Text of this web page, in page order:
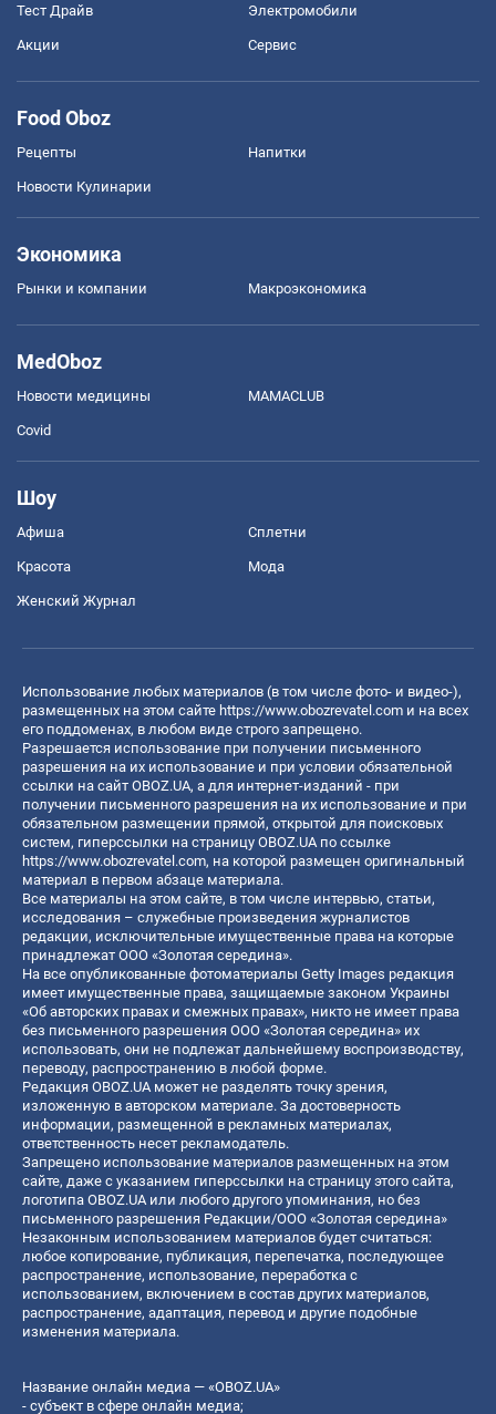
Тест Драйв Электромобили
Акции Сервис
Food Oboz
Рецепты Напитки
Новости Кулинарии
Экономика
Рынки и компании Mакроэкономика
MedOboz
Новости медицины MAMACLUB
Covid
Шоу
Афиша Сплетни
Красота Мода
Женский Журнал
Использование любых материалов (в том числе фото- и видео-),
размещенных на этом сайте https://www.obozrevatel.com и на всех
его поддоменах, в любом виде строго запрещено.
Разрешается использование при получении письменного
разрешения на их использование и при условии обязательной
ссылки на сайт OBOZ.UA, а для интернет-изданий - при
получении письменного разрешения на их использование и при
обязательном размещении прямой, открытой для поисковых
систем, гиперссылки на страницу OBOZ.UA по ссылке
https://www.obozrevatel.com, на которой размещен оригинальный
материал в первом абзаце материала.
Все материалы на этом сайте, в том числе интервью, статьи,
исследования – служебные произведения журналистов
редакции, исключительные имущественные права на которые
принадлежат ООО «Золотая середина».
На все опубликованные фотоматериалы Getty Images редакция
имеет имущественные права, защищаемые законом Украины
«Об авторских правах и смежных правах», никто не имеет права
без письменного разрешения ООО «Золотая середина» их
использовать, они не подлежат дальнейшему воспроизводству,
переводу, распространению в любой форме.
Редакция OBOZ.UA может не разделять точку зрения,
изложенную в авторском материале. За достоверность
информации, размещенной в рекламных материалах,
ответственность несет рекламодатель.
Запрещено использование материалов размещенных на этом
сайте, даже с указанием гиперссылки на страницу этого сайта,
логотипа OBOZ.UA или любого другого упоминания, но без
письменного разрешения Редакции/ООО «Золотая середина»
Незаконным использованием материалов будет считаться:
любое копирование, публикация, перепечатка, последующее
распространение, использование, переработка с
использованием, включением в состав других материалов,
распространение, адаптация, перевод и другие подобные
изменения материала.
Название онлайн медиа — «OBOZ.UA»
- субъект в сфере онлайн медиа;